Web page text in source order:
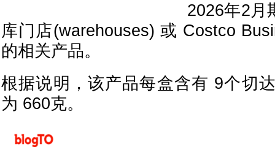
2026年2月
库门店(warehouses) 或 Costco
的相关产品。
根据说明，该产品每盒含有 9个切
为 660克。